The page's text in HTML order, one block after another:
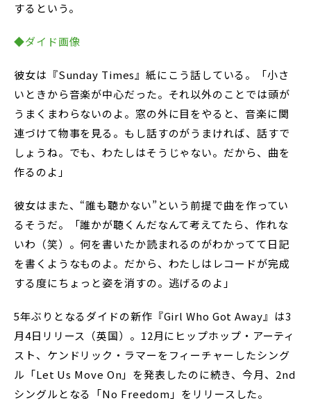
するという。
◆ダイド画像
彼女は『Sunday Times』紙にこう話している。「小さ
いときから音楽が中心だった。それ以外のことでは頭が
うまくまわらないのよ。窓の外に目をやると、音楽に関
連づけて物事を見る。もし話すのがうまければ、話すで
しょうね。でも、わたしはそうじゃない。だから、曲を
作るのよ」
彼女はまた、“誰も聴かない”という前提で曲を作ってい
るそうだ。「誰かが聴くんだなんて考えてたら、作れな
いわ（笑）。何を書いたか読まれるのがわかってて日記
を書くようなものよ。だから、わたしはレコードが完成
する度にちょっと姿を消すの。逃げるのよ」
5年ぶりとなるダイドの新作『Girl Who Got Away』は3
月4日リリース（英国）。12月にヒップホップ・アーティ
スト、ケンドリック・ラマーをフィーチャーしたシング
ル「Let Us Move On」を発表したのに続き、今月、2nd
シングルとなる「No Freedom」をリリースした。